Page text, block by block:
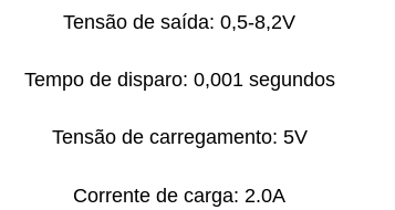
Tensão de saída: 0,5-8,2V
Tempo de disparo: 0,001 segundos
Tensão de carregamento: 5V
Corrente de carga: 2.0A